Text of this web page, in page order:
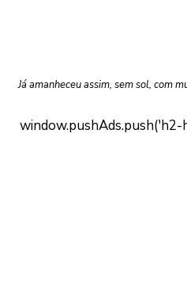
Já amanheceu assim, sem sol, com